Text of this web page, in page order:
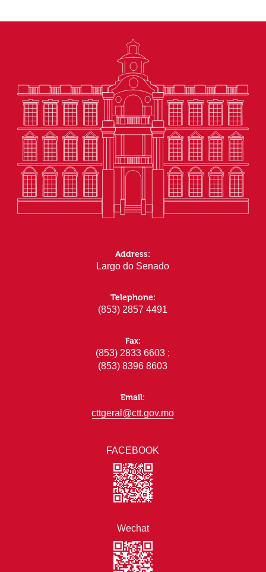
FACEBOOK
Wechat
Address:
Largo do Senado
Telephone:
(853) 2857 4491
Fax:
(853) 2833 6603 ;
(853) 8396 8603
Email:
cttgeral@ctt.gov.mo